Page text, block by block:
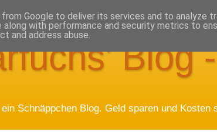
Blog
Schnäppchen Blog. Geld sparen und
Google to deliver its services and to analyze
along with performance and security metrics to
and address abuse.